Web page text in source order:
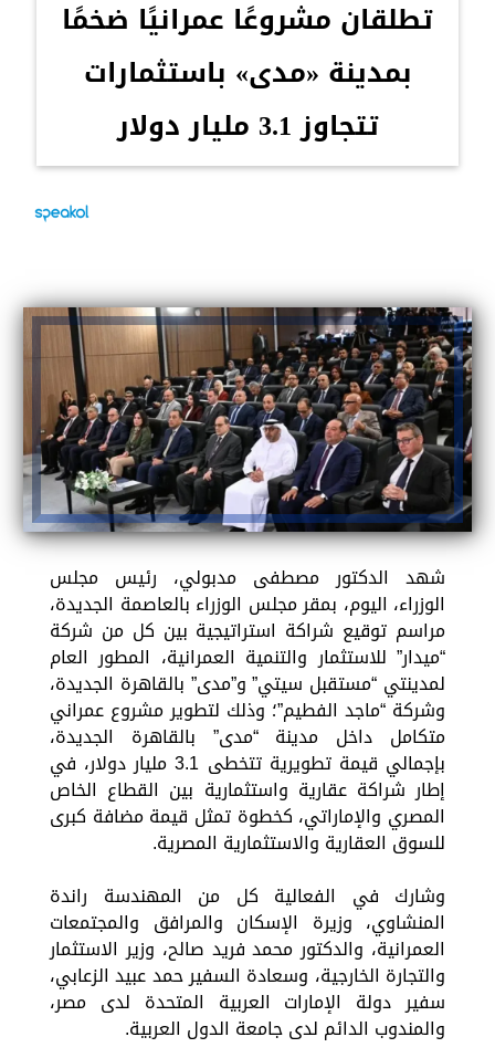
تطلقان مشروعًا عمرانيًا ضخمًا
بمدينة «مدى» باستثمارات
تتجاوز 3.1 مليار دولار
شهد الدكتور مصطفى مدبولي، رئيس مجلس
الوزراء، اليوم، بمقر مجلس الوزراء بالعاصمة الجديدة،
مراسم توقيع شراكة استراتيجية بين كل من شركة
“ميدار” للاستثمار والتنمية العمرانية، المطور العام
لمدينتي “مستقبل سيتي” و”مدى” بالقاهرة الجديدة،
وشركة “ماجد الفطيم”؛ وذلك لتطوير مشروع عمراني
متكامل داخل مدينة “مدى” بالقاهرة الجديدة،
بإجمالي قيمة تطويرية تتخطى 3.1 مليار دولار، في
إطار شراكة عقارية واستثمارية بين القطاع الخاص
المصري والإماراتي، كخطوة تمثل قيمة مضافة كبرى
للسوق العقارية والاستثمارية المصرية.
وشارك في الفعالية كل من المهندسة راندة
المنشاوي، وزيرة الإسكان والمرافق والمجتمعات
العمرانية، والدكتور محمد فريد صالح، وزير الاستثمار
والتجارة الخارجية، وسعادة السفير حمد عبيد الزعابي،
سفير دولة الإمارات العربية المتحدة لدى مصر،
والمندوب الدائم لدى جامعة الدول العربية.